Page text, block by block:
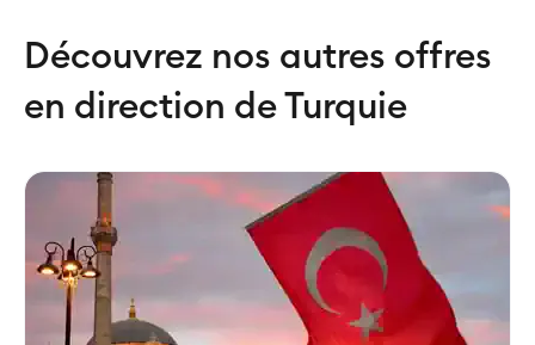
Découvrez nos autres offres
en direction de Turquie